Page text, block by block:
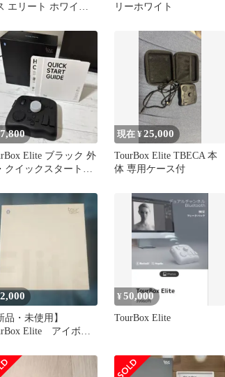
エリート ホワイト
リーホワイト
Elite ブラック 外
クイックスタートガ
現在 ¥25,000
TourBox Elite TBECA 本
体 専用ケース付
品・未使用】
Elite アイボリ
¥50,000
TourBox Elite